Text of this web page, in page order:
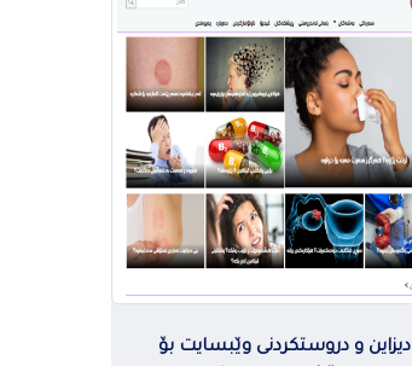
دیزاین و دروستکردنی وێبسایت بۆ